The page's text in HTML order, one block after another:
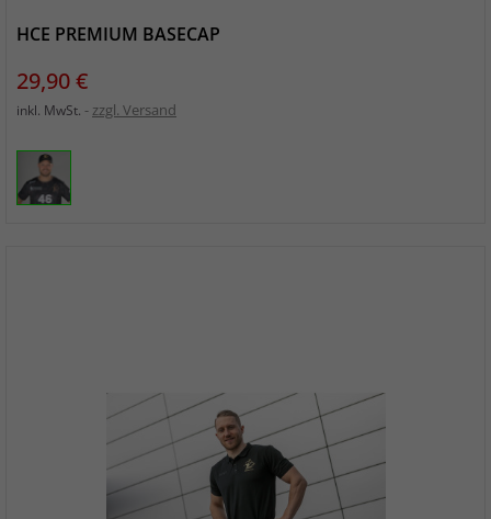
HCE PREMIUM BASECAP
Preis
29,90 €
inkl. MwSt. zzgl. Versand